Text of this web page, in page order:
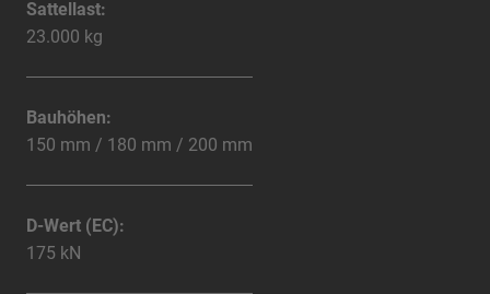
Sattellast:
23.000 kg
Bauhöhen:
150 mm / 180 mm / 200 mm
D-Wert (EC):
175 kN